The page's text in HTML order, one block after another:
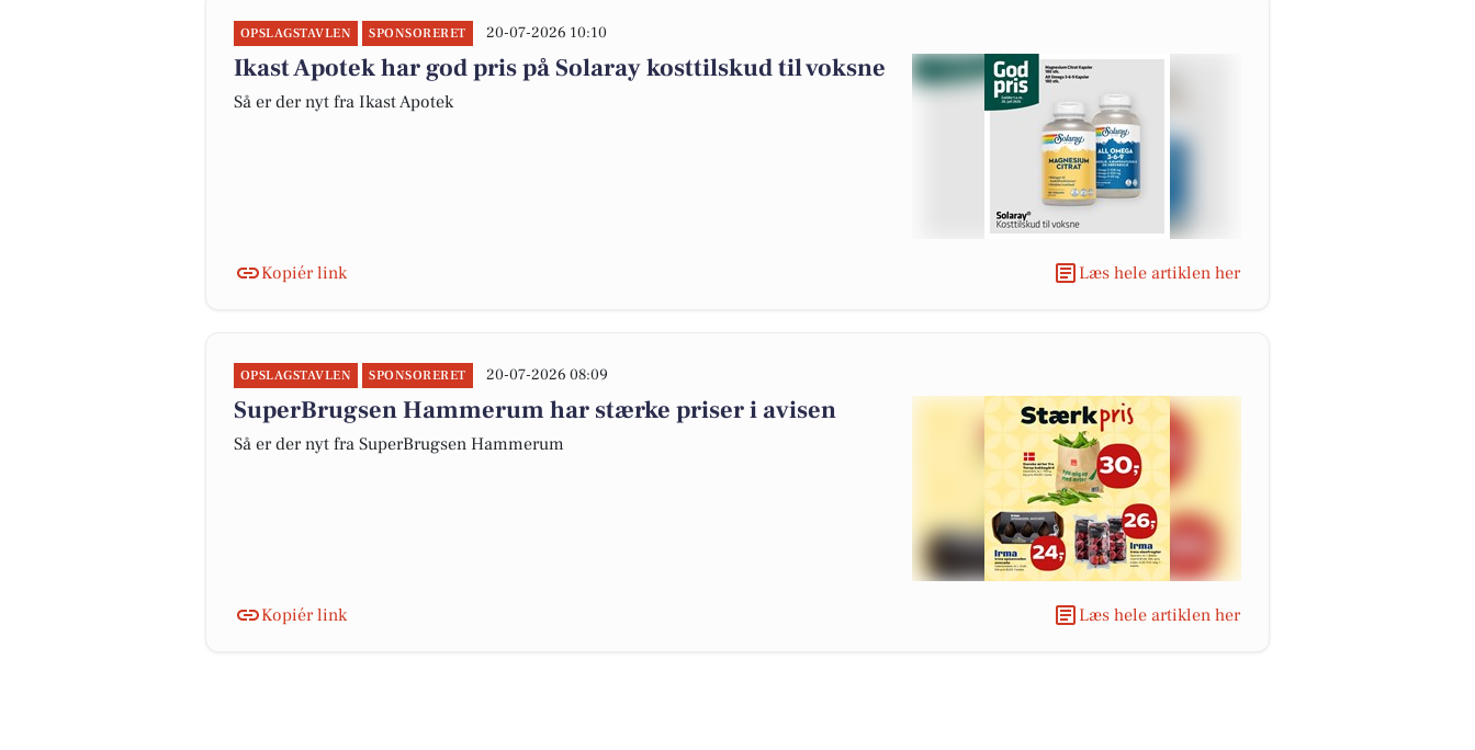
OPSLAGSTAVLEN SPONSORERET 20-07-2026 10:10
Ikast Apotek har god pris på Solaray kosttilskud til voksne
Så er der nyt fra Ikast Apotek
Kopiér link Læs hele artiklen her
OPSLAGSTAVLEN SPONSORERET 20-07-2026 08:09
SuperBrugsen Hammerum har stærke priser i avisen
Så er der nyt fra SuperBrugsen Hammerum
Kopiér link Læs hele artiklen her